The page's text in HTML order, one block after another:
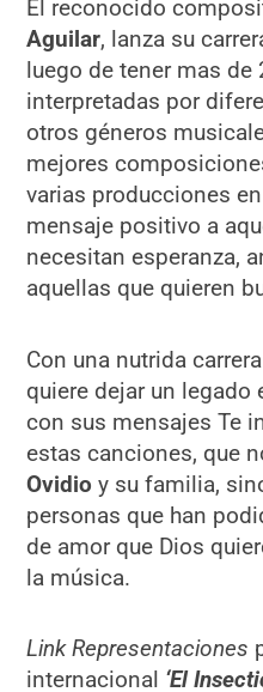
El reconocido
Aguilar, lanza su
luego de tener mas
interpretadas por
otros géneros
mejores
varias producciones
mensaje positivo a
necesitan esperanza,
aquellas que quieren
Con una nutrida
quiere dejar un legado
con sus mensajes Te
estas canciones, que
Ovidio y su familia,
personas que han
de amor que Dios
la música.
Link Representaciones
internacional ‘El